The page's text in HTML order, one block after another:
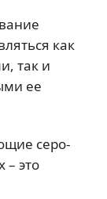
как
так и
ее
серо-
– это